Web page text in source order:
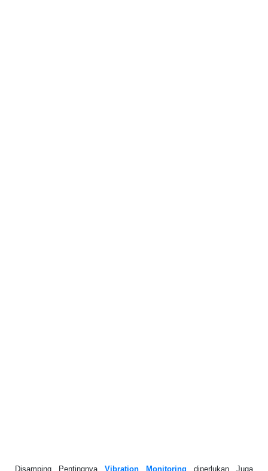
Disamping Pentingnya Vibration Monitoring diperlukan Juga